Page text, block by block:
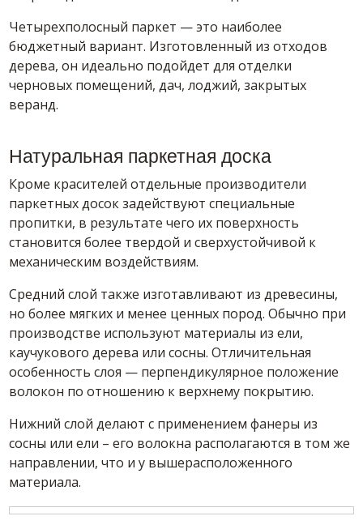
Четырехполосный паркет — это наиболее
бюджетный вариант. Изготовленный из отходов
дерева, он идеально подойдет для отделки
черновых помещений, дач, лоджий, закрытых
веранд.
Натуральная паркетная доска
Кроме красителей отдельные производители
паркетных досок задействуют специальные
пропитки, в результате чего их поверхность
становится более твердой и сверхустойчивой к
механическим воздействиям.
Средний слой также изготавливают из древесины,
но более мягких и менее ценных пород. Обычно при
производстве используют материалы из ели,
каучукового дерева или сосны. Отличительная
особенность слоя — перпендикулярное положение
волокон по отношению к верхнему покрытию.
Нижний слой делают с применением фанеры из
сосны или ели – его волокна располагаются в том же
направлении, что и у вышерасположенного
материала.